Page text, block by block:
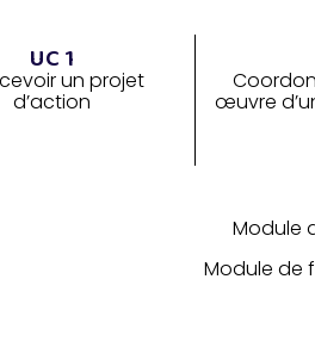
UC 1
un projet
d’action œuvre
Module
Module de